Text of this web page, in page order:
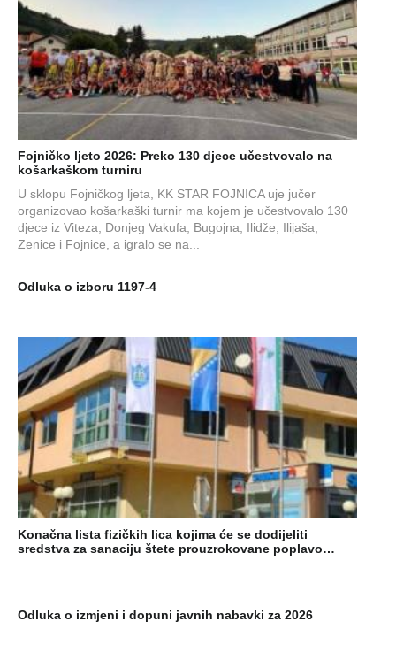
Fojničko ljeto 2026: Preko 130 djece učestvovalo na
košarkaškom turniru
U sklopu Fojničkog ljeta, KK STAR FOJNICA uje jučer
organizovao košarkaški turnir ma kojem je učestvovalo 130
djece iz Viteza, Donjeg Vakufa, Bugojna, Ilidže, Ilijaša,
Zenice i Fojnice, a igralo se na...
Odluka o izboru 1197-4
Konačna lista fizičkih lica kojima će se dodijeliti
sredstva za sanaciju štete prouzrokovane poplavo…
Odluka o izmjeni i dopuni javnih nabavki za 2026